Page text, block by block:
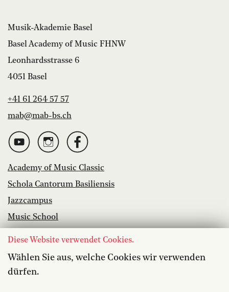
Musik-Akademie Basel
Basel Academy of Music FHNW
Leonhardsstrasse 6
4051 Basel
+41 61 264 57 57
mab@mab-bs.ch
Academy of Music Classic
Schola Cantorum Basiliensis
Jazzcampus
Music School
Vacancies
Accessibility
Diese Website verwendet Cookies.
Wählen Sie aus, welche Cookies wir verwenden
dürfen.